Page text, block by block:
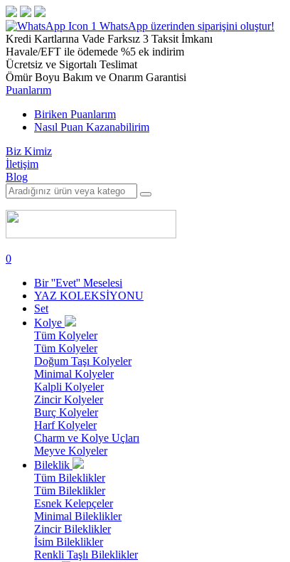
1 WhatsApp üzerinden siparişini oluştur!
Kredi Kartlarına Vade Farksız 3 Taksit İmkanı
Havale/EFT ile ödemede %5 ek indirim
Ücretsiz ve Sigortalı Teslimat
Ömür Boyu Bakım ve Onarım Garantisi
Puanlarım
Biriken Puanlarım
Nasıl Puan Kazanabilirim
Biz Kimiz
İletişim
Blog
0
Bir ''Evet'' Meselesi
YAZ KOLEKSİYONU
Set
Kolye
Tüm Kolyeler
Tüm Kolyeler
Doğum Taşı Kolyeler
Minimal Kolyeler
Kalpli Kolyeler
Zincir Kolyeler
Burç Kolyeler
Harf Kolyeler
Charm ve Kolye Uçları
Meyve Kolyeler
Bileklik
Tüm Bileklikler
Tüm Bileklikler
Esnek Kelepçeler
Minimal Bileklikler
Zincir Bileklikler
İsim Bileklikler
Renkli Taşlı Bileklikler